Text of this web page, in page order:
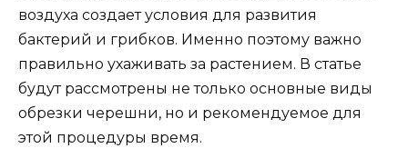
воздуха создает условия для развития
бактерий и грибков. Именно поэтому важно
правильно ухаживать за растением. В статье
будут рассмотрены не только основные виды
обрезки черешни, но и рекомендуемое для
этой процедуры время.